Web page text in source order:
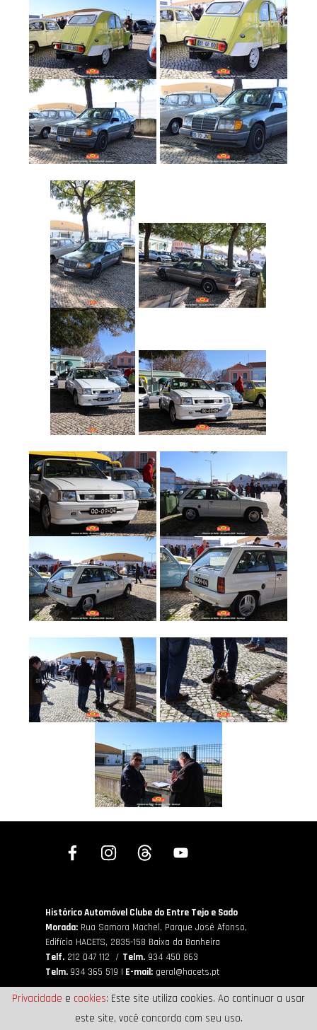
Histórico Automóvel Clube do Entre Tejo e Sado
Morada: Rua Samora Machel, Parque José Afonso,
Edifício HACETS, 2835-158 Baixa da Banheira
Telf. 212 047 112 / Telm. 934 450 863
Telm. 934 365 519 | E-mail: geral@hacets.pt
Privacidade e cookies: Este site utiliza cookies. Ao continuar a usar
este site, você concorda com seu uso.